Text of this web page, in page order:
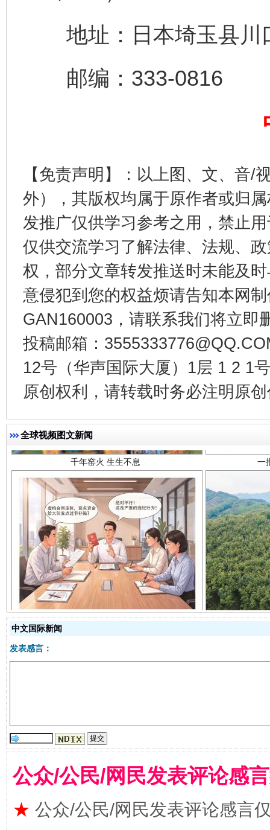
地址：日本埼玉县川
邮编：333-0816
【免责声明】：以上图、文、音/
外），其版权均属于原作者或归
发推广仅供学习参考之用，禁止
仅供交流学习了解法律、法规、
权，部分文章转发推送时未能及
意侵犯到您的权益烦请告知本网
GAN160003，请联系我们将立即
投稿邮箱：
12号（华声国际大厦）1层 1 2 1
原创权利，请转载时务必注明原
全球视频图文新闻
完善运行机制助力责任有效落实
东山县通报“牛蛙产品抗生素超标问题” 法
千年窑火 生生不息 一
揭开“小金库”的免责幌子
中文国际新闻
发表感言：
公众/公民/网民发表评论感
★ 公众/公民/网民发表评论感言